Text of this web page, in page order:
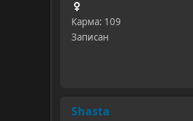
Карма: 109
Записан
Shasta